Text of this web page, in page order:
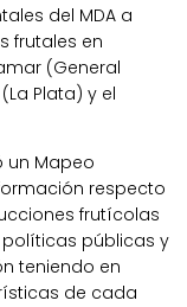
del MDA a
frutales en
(General
Plata) y el
un Mapeo
respecto
frutícolas
públicas y
teniendo en
de cada